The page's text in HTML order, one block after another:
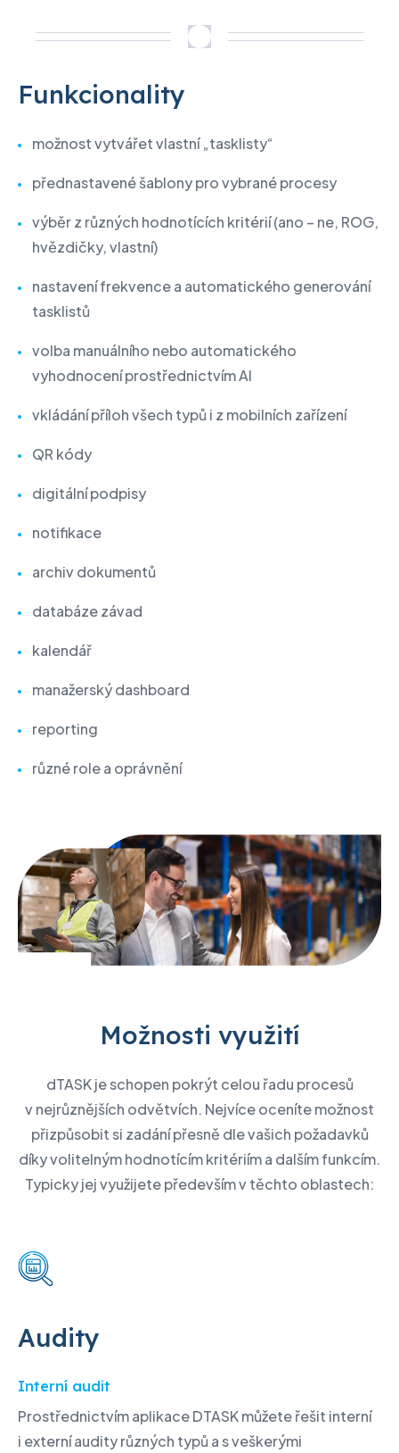
Funkcionality
možnost vytvářet vlastní „tasklisty“
přednastavené šablony pro vybrané procesy
výběr z různých hodnotících kritérií (ano – ne, ROG,
hvězdičky, vlastní)
nastavení frekvence a automatického generování
tasklistů
volba manuálního nebo automatického
vyhodnocení prostřednictvím AI
vkládání příloh všech typů i z mobilních zařízení
QR kódy
digitální podpisy
notifikace
archiv dokumentů
databáze závad
kalendář
manažerský dashboard
reporting
různé role a oprávnění
Možnosti využití
dTASK je schopen pokrýt celou řadu procesů
v nejrůznějších odvětvích. Nejvíce oceníte možnost
přizpůsobit si zadání přesně dle vašich požadavků
díky volitelným hodnotícím kritériím a dalším funkcím.
Typicky jej využijete především v těchto oblastech:
Audity
Interní audit
Prostřednictvím aplikace DTASK můžete řešit interní
i externí audity různých typů a s veškerými